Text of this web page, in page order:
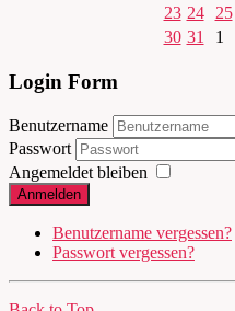
23 24 25
30 31 1
Login Form
Benutzername
Passwort
Angemeldet bleiben
Anmelden
Benutzername vergessen?
Passwort vergessen?